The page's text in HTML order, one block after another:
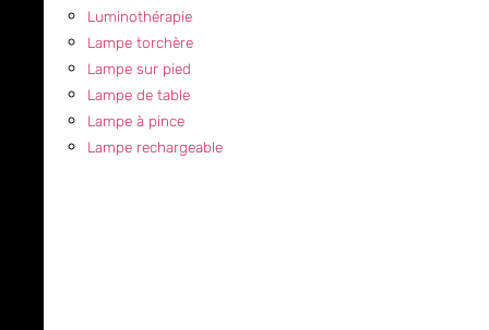
Luminothérapie
Lampe torchère
Lampe sur pied
Lampe de table
Lampe à pince
Lampe rechargeable